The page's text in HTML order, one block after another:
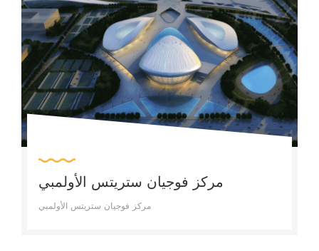
مركز فوجيان ستريتس الأولمبي
مركز فوجيان ستريتس الأولمبي